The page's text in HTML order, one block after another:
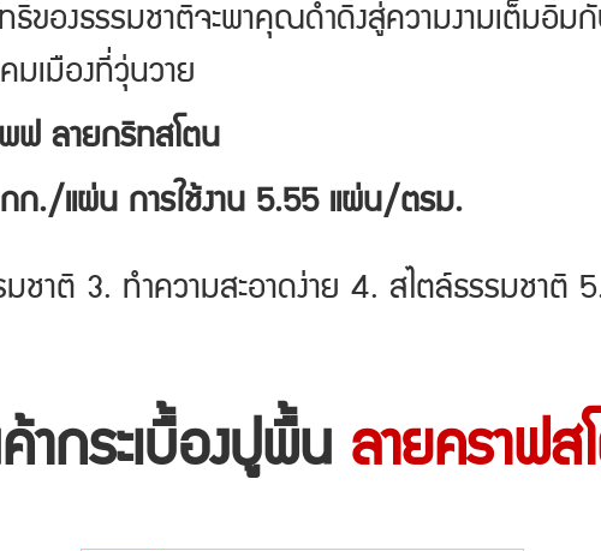
ของธรรมชาติจะพาคุณดำดิ่งสู่ความงามเต็มอิ่
เมืองที่วุ่นวาย
พฟ ลายกริทสโตน
./แผ่น การใช้งาน 5.55 แผ่น/ตรม.
ชาติ 3. ทำความสะอาดง่าย 4. สไตล์ธรรมชาติ
ากระเบื้องปูพื้น ลายคราฟส